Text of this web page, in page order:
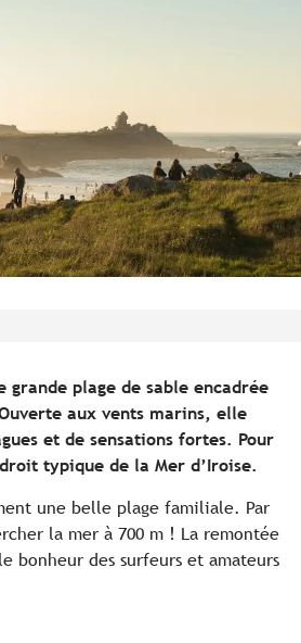
plage de sable encadrée
aux vents marins, elle
et de sensations fortes. Pour
typique de la Mer d’Iroise.
une belle plage familiale. Par
la mer à 700 m ! La remontée
bonheur des surfeurs et amateurs